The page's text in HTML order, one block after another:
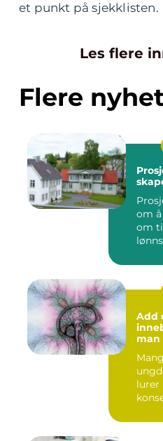
et punkt på sjekklisten.
Les flere
Flere
om
om
Add
man
lurer